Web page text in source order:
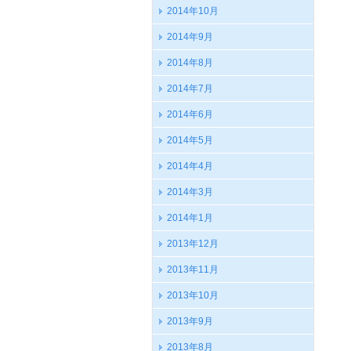
2014年10月
2014年9月
2014年8月
2014年7月
2014年6月
2014年5月
2014年4月
2014年3月
2014年1月
2013年12月
2013年11月
2013年10月
2013年9月
2013年8月